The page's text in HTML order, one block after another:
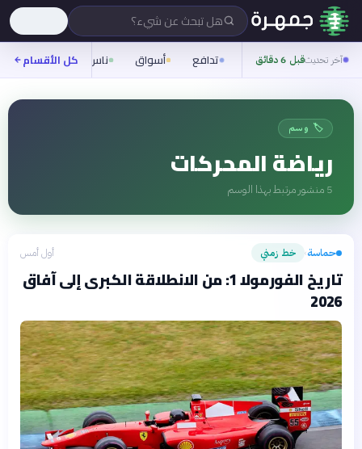
هل تبحث عن شيء؟
آخر تحديثقبل 6 دقائق تدافع أسواق ناس روح
كل الأقسام
🏷️ وسم
رياضة المحركات
5 منشور مرتبط بهذا الوسم
حماسة› خط زمني أول أمس
تاريخ الفورمولا 1: من الانطلاقة الكبرى إلى آفاق
2026